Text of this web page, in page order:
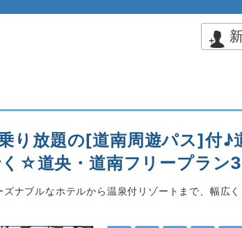
り放題の[道南周遊パス]付
☆道央・道南フリープラン
ナブルなホテルから温泉付リゾートまで、幅広く